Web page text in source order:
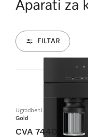
Aparati za
FILTAR
Ugradbeni aparat za kavu
Gold
CVA 7440